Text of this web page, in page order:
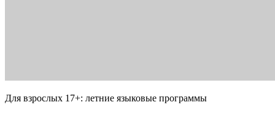
Для взрослых 17+: летние языковые программы